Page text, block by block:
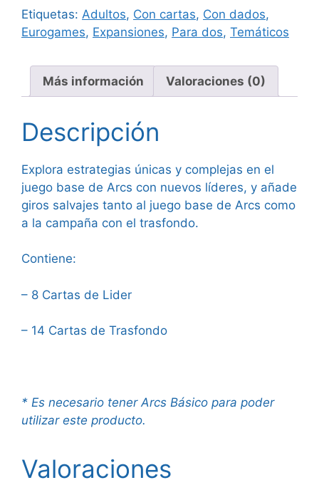
Etiquetas: Adultos, Con cartas, Con dados,
Eurogames, Expansiones, Para dos, Temáticos
Más información Valoraciones (0)
Descripción
Explora estrategias únicas y complejas en el
juego base de Arcs con nuevos líderes, y añade
giros salvajes tanto al juego base de Arcs como
a la campaña con el trasfondo.
Contiene:
– 8 Cartas de Lider
– 14 Cartas de Trasfondo
* Es necesario tener Arcs Básico para poder
utilizar este producto.
Valoraciones